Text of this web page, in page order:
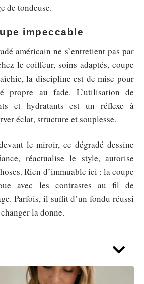
de tondeuse.
impeccable
américain ne s’entretient pas par
le coiffeur, soins adaptés, coupe
la discipline est de mise pour
propre au fade. L’utilisation de
et hydratants est un réflexe à
éclat, structure et souplesse.
le miroir, ce dégradé dessine
réactualise le style, autorise
Rien d’immuable ici : la coupe
avec les contrastes au fil de
Parfois, il suffit d’un fondu réussi
la donne.